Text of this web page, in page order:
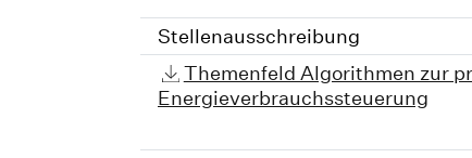
Stellenausschreibung
Themenfeld Algorithmen zur
Energieverbrauchssteuerung